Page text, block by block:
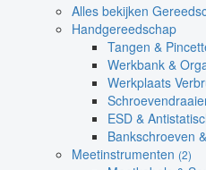
Alles bekijken
Handgereedschap
Tangen &
Werkbank &
Werkplaats
ESD &
Bankschroeven
Meetinstrumenten (2)